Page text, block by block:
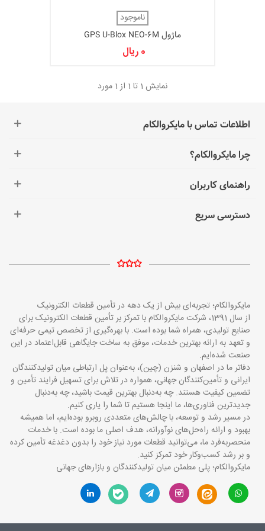
ناموجود
ماژول GPS U-Blox NEO-6M
0 ریال
نمایش 1 تا 1 از 1 مورد
اطلاعات تماس با مایکروالکام
چرا مایکروالکام؟
راهنمای کاربران
دسترسی سریع
مایکروالکام؛ تجربه‌ای بیش از یک دهه در تأمین قطعات الکترونیک
از سال 1391، شرکت مایکروالکام با تمرکز بر تأمین قطعات الکترونیک برای
صنایع تولیدی، همراه شما بوده است. با بهره‌گیری از تخصص تیمی حرفه‌ای
و تعهد به ارائه بهترین خدمات، موفق به ساخت جایگاهی قابل‌اعتماد در این
صنعت شده‌ایم.
دفاتر ما در اصفهان و شنزن (چین)، به‌عنوان پل ارتباطی میان تولیدکنندگان
ایرانی و تأمین‌کنندگان جهانی، همواره در تلاش برای تسهیل فرایند تأمین و
تضمین کیفیت هستند. چه به‌دنبال بهترین قیمت باشید، چه به‌دنبال
جدیدترین فناوری‌ها، ما اینجا هستیم تا شما را یاری کنیم.
در مسیر رشد و توسعه، با چالش‌های متعددی روبرو بوده‌ایم، اما همیشه
بهبود و ارائه راه‌حل‌های نوآورانه، هدف اصلی ما بوده است. با خدمات
منحصربه‌فرد ما، می‌توانید قطعات مورد نیاز خود را بدون دغدغه تأمین کرده
و بر رشد کسب‌وکار خود تمرکز کنید.
مایکروالکام؛ پلی مطمئن میان تولیدکنندگان و بازارهای جهانی